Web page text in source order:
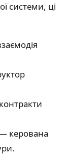
системи, ці
керована